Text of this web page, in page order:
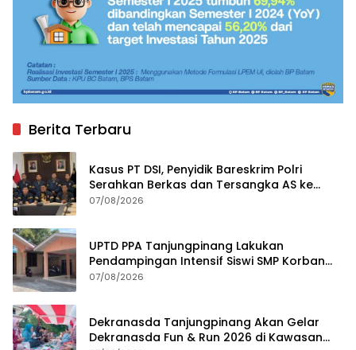
Berita Terbaru
Kasus PT DSI, Penyidik Bareskrim Polri
Serahkan Berkas dan Tersangka AS ke
Kejari Depok
07/08/2026
UPTD PPA Tanjungpinang Lakukan
Pendampingan Intensif Siswi SMP Korban
Asusila
07/08/2026
Dekranasda Tanjungpinang Akan Gelar
Dekranasda Fun & Run 2026 di Kawasan